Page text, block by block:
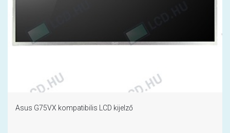
Asus G75VX kompatibilis LCD kijelző